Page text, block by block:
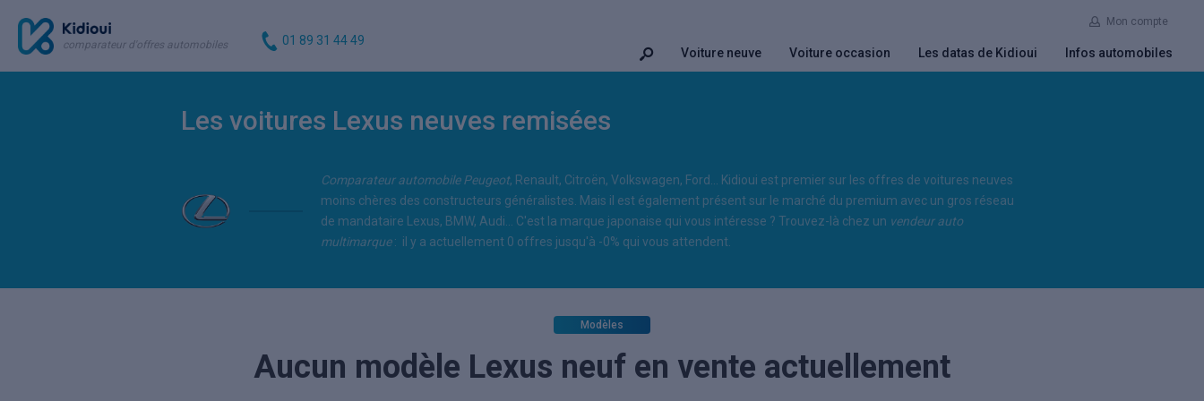
comparateur d'offres automobiles 01 89 31 44 49
Mon compte
Voiture neuve Voiture occasion Les datas de Kidioui Infos automobiles
Les voitures Lexus neuves remisées
Comparateur automobile Peugeot, Renault, Citroën, Volkswagen, Ford... Kidioui est premier sur les offres de voitures neuves
moins chères des constructeurs généralistes. Mais il est également présent sur le marché du premium avec un gros réseau
de mandataire Lexus, BMW, Audi... C'est la marque japonaise qui vous intéresse ? Trouvez-là chez un vendeur auto
multimarque: il y a actuellement 0 offres jusqu'à -0% qui vous attendent.
Modèles
Aucun modèle Lexus neuf en vente actuellement